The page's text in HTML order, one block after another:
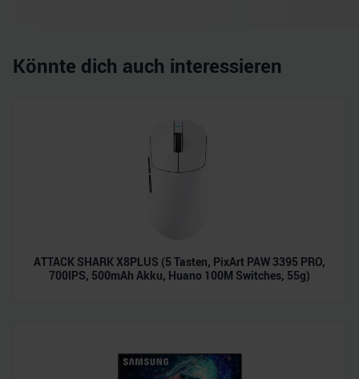
Könnte dich auch interessieren
ATTACK SHARK X8PLUS (5 Tasten, PixArt PAW 3395 PRO,
700IPS, 500mAh Akku, Huano 100M Switches, 55g)